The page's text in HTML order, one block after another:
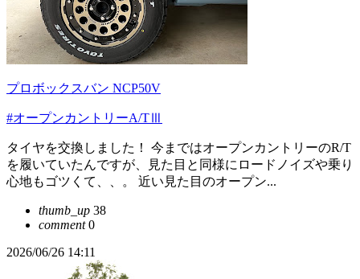
プロボックスバン NCP50V
#オープンカントリーA/TⅢ
タイヤを交換しました！ 今まではオープンカントリーのR/T
を履いていたんですが、見た目と同様にロードノイズや乗り
心地もゴツくて、、。 近い見た目のオープン...
thumb_up 38
comment0
2026/06/26 14:11